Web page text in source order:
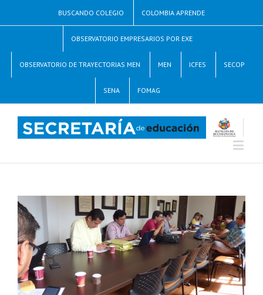
BUSCANDO COLEGIO COLOMBIA APRENDE
OBSERVATORIO EMPRESARIOS POR EXE
OBSERVATORIO DE TRAYECTORIAS MEN MEN ICFES SECOP
SENA FOMAG